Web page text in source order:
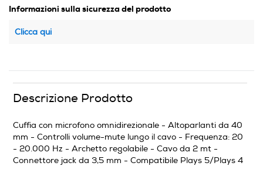
Informazioni sulla sicurezza del prodotto
Clicca qui
Descrizione Prodotto
Cuffia con microfono omnidirezionale - Altoparlanti da 40
mm - Controlli volume-mute lungo il cavo - Frequenza: 20
- 20.000 Hz - Archetto regolabile - Cavo da 2 mt -
Connettore jack da 3,5 mm - Compatibile Plays 5/Plays 4